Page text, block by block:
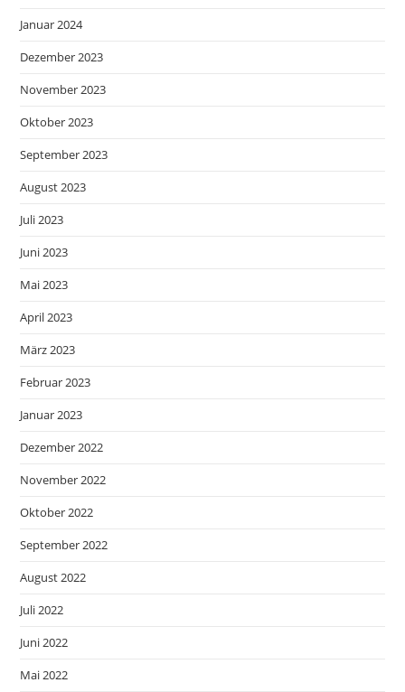
Januar 2024
Dezember 2023
November 2023
Oktober 2023
September 2023
August 2023
Juli 2023
Juni 2023
Mai 2023
April 2023
März 2023
Februar 2023
Januar 2023
Dezember 2022
November 2022
Oktober 2022
September 2022
August 2022
Juli 2022
Juni 2022
Mai 2022